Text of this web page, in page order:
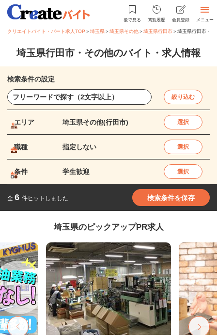
後で見る 閲覧履歴 会員登録 メニュー
クリエイトバイト・パート求人TOP ＞埼玉県＞埼玉県その他＞埼玉県行田市＞埼玉県行田市・
埼玉県行田市・その他のバイト・求人情報
検索条件の設定
絞り込む
エリア 埼玉県その他(行田市) 選択
職種 指定しない 選択
条件 学生歓迎 選択
全 6 件ヒットしました 検索条件を保存
埼玉県のピックアップPR求人